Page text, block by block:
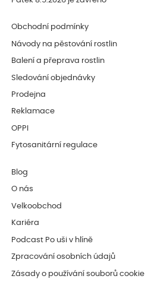
Obchodní podmínky
Návody na pěstování rostlin
Balení a přeprava rostlin
Sledování objednávky
Prodejna
Reklamace
OPPI
Fytosanitární regulace
Blog
O nás
Velkoobchod
Kariéra
Podcast Po uši v hlíně
Zpracování osobních údajů
Zásady o používání souborů cookie